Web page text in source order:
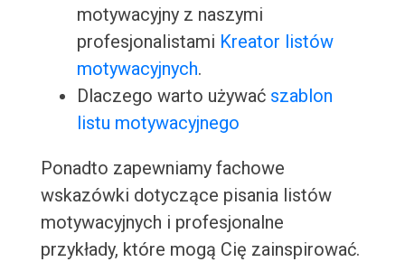
motywacyjny z naszymi
profesjonalistami Kreator listów
motywacyjnych.
Dlaczego warto używać szablon
listu motywacyjnego
Ponadto zapewniamy fachowe
wskazówki dotyczące pisania listów
motywacyjnych i profesjonalne
przykłady, które mogą Cię zainspirować.